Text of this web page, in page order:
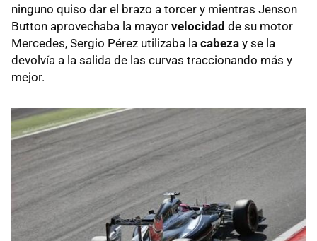
ninguno quiso dar el brazo a torcer y mientras Jenson
Button aprovechaba la mayor velocidad de su motor
Mercedes, Sergio Pérez utilizaba la cabeza y se la
devolvía a la salida de las curvas traccionando más y
mejor.